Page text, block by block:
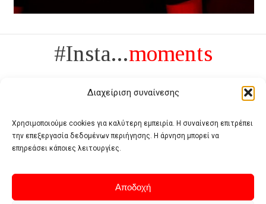
Διαχείριση συναίνεσης
Χρησιμοποιούμε cookies για καλύτερη εμπειρία. Η συναίνεση επιτρέπει
την επεξεργασία δεδομένων περιήγησης. Η άρνηση μπορεί να
επηρεάσει κάποιες λειτουργίες.
Αποδοχή
#Insta...moments
Πολυτέλεια δεν είναι το αντίθετο της ανέχειας, είναι το αντίθετο της